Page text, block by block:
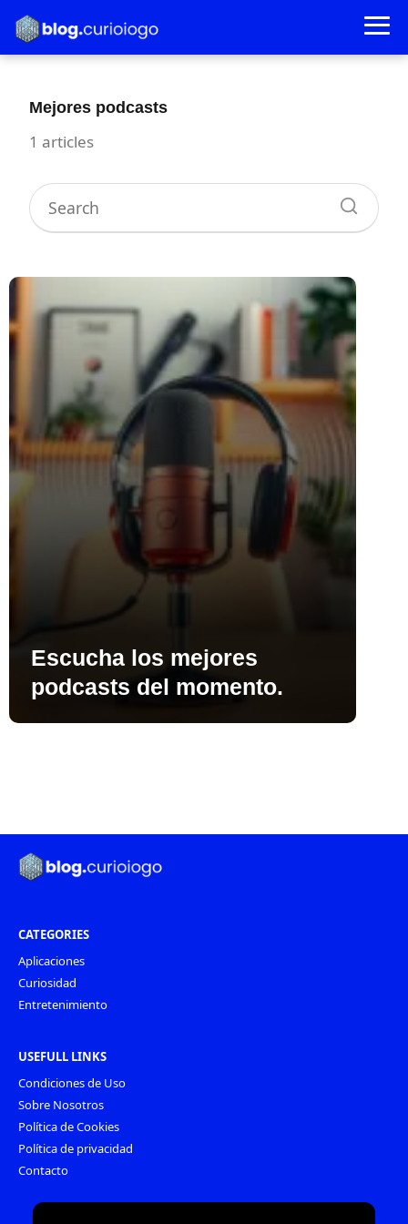
Mejores podcasts
1 articles
Escucha los mejores
podcasts del momento.
CATEGORIES
Aplicaciones
Curiosidad
Entretenimiento
USEFULL LINKS
Condiciones de Uso
Sobre Nosotros
Política de Cookies
Política de privacidad
Contacto